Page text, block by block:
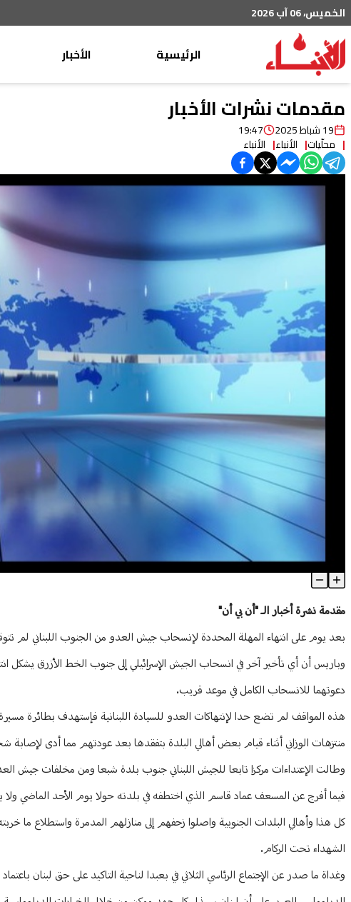
الخميس، 06 آب 2026
الرئيسية
الأخبار
خاص
ثقافة ومجتمع
مقدمات نشرات الأخبار
19 شباط 2025 19:47
محلّيات الأنباء الأنباء
مقدمات نشرات الأخبار
Article Content
مقدمة نشرة أخبار الـ "أن بي أن"
وباريس أن أي تأخير آخر في انسحاب الجيش الإسرائيلي إلى جنوب الخط الأزرق يشكل
دعوتهما للانسحاب الكامل في موعد قريب.
هذه المواقف لم تضع حدا لإنتهاكات العدو للسيادة اللبنانية فإستهدف بطائرة
منتزهات الوزاني أثناء قيام بعض أهالي البلدة بتفقدها بعد عودتهم مما أدى
وطالت الإعتداءات مركزا تابعا للجيش اللبناني جنوب بلدة شبعا ومن مخلفات جيش
فيما أفرج عن المسعف عماد قاسم الذي اختطفه في بلدته حولا يوم الأحد الماضي
كل هذا وأهالي البلدات الجنوبية واصلوا زحفهم إلى منازلهم المدمرة واستطلاع ما
الشهداء تحت الركام.
وغداة ما صدر عن الإجتماع الرئاسي الثلاثي في بعبدا لناحية التاكيد على حق لبنان